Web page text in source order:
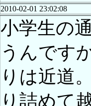
2010-02-01 23:02:08
小学生の
うんです
りは近道
り詰めて